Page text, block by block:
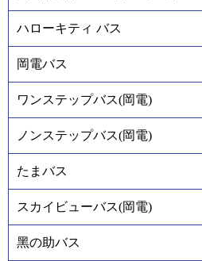
ハローキティ バス
岡電バス
ワンステップバス(岡電)
ノンステップバス(岡電)
たまバス
スカイビューバス(岡電)
黑の助バス